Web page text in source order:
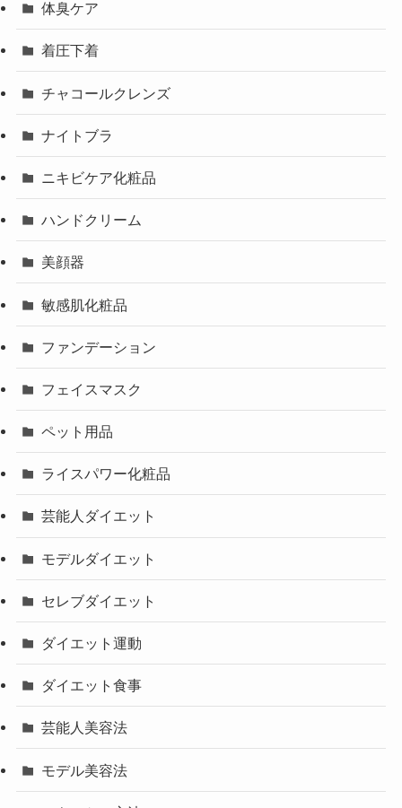
体臭ケア
着圧下着
チャコールクレンズ
ナイトブラ
ニキビケア化粧品
ハンドクリーム
美顔器
敏感肌化粧品
ファンデーション
フェイスマスク
ペット用品
ライスパワー化粧品
芸能人ダイエット
モデルダイエット
セレブダイエット
ダイエット運動
ダイエット食事
芸能人美容法
モデル美容法